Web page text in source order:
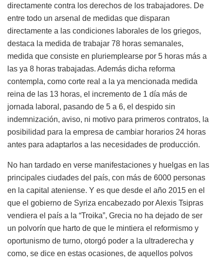
directamente contra los derechos de los trabajadores. De
entre todo un arsenal de medidas que disparan
directamente a las condiciones laborales de los griegos,
destaca la medida de trabajar 78 horas semanales,
medida que consiste en pluriemplearse por 5 horas más a
las ya 8 horas trabajadas. Además dicha reforma
contempla, como corte real a la ya mencionada medida
reina de las 13 horas, el incremento de 1 día más de
jornada laboral, pasando de 5 a 6, el despido sin
indemnización, aviso, ni motivo para primeros contratos, la
posibilidad para la empresa de cambiar horarios 24 horas
antes para adaptarlos a las necesidades de producción.
No han tardado en verse manifestaciones y huelgas en las
principales ciudades del país, con más de 6000 personas
en la capital ateniense. Y es que desde el año 2015 en el
que el gobierno de Syriza encabezado por Alexis Tsipras
vendiera el país a la “Troika”, Grecia no ha dejado de ser
un polvorín que harto de que le mintiera el reformismo y
oportunismo de turno, otorgó poder a la ultraderecha y
como, se dice en estas ocasiones, de aquellos polvos